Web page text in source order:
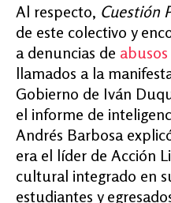
Al respecto, Cuestión
de este colectivo y
a denuncias de
llamados a la
Gobierno de Iván
el informe de
Andrés Barbosa
era el líder de Acción
cultural integrado en
estudiantes y